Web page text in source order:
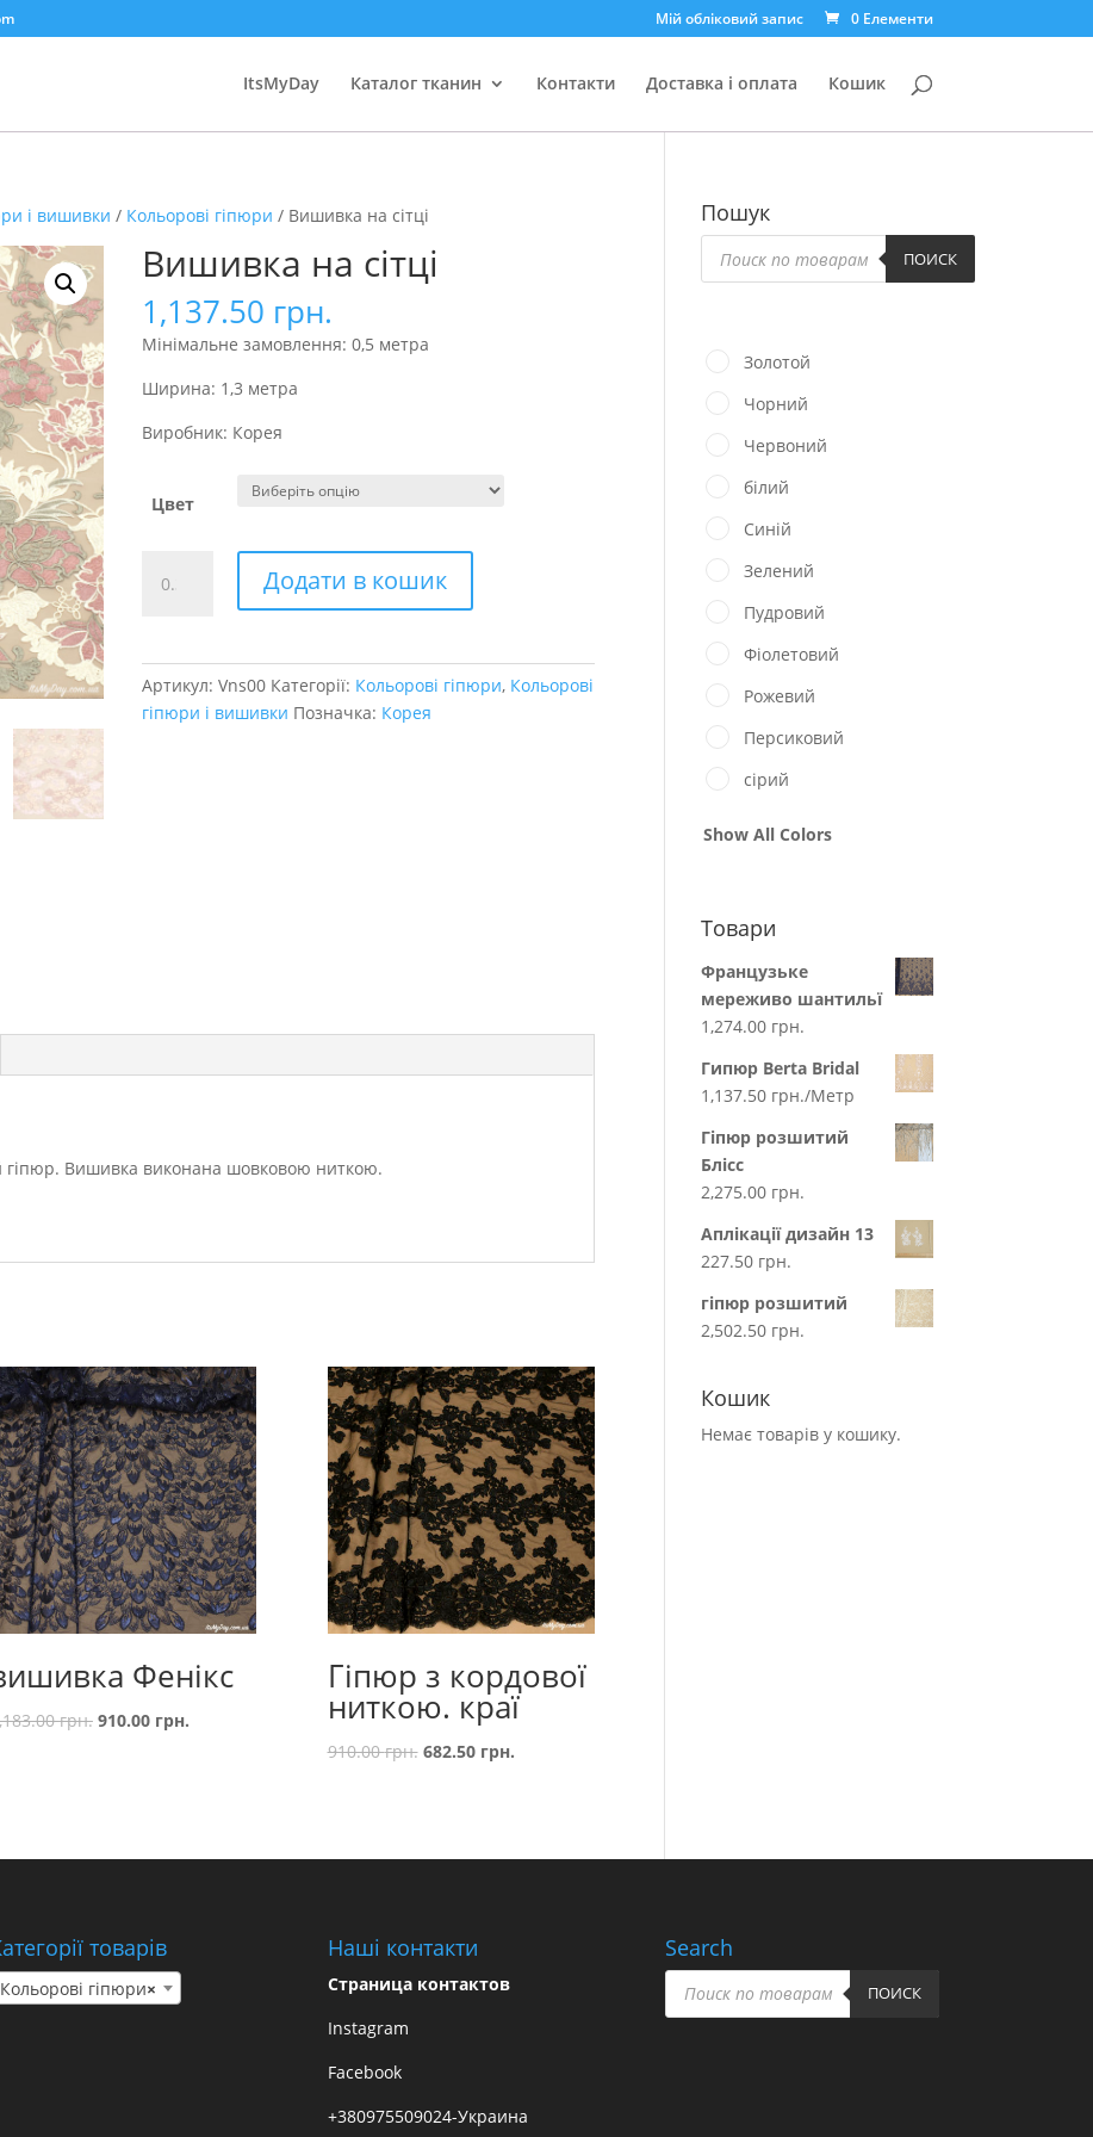
Мій обліковий запис 0 Елементи
ItsMyDay Каталог тканин Контакти Доставка і оплата Кошик
і вишивки / Кольорові гіпюри / Вишивка на сітці
Вишивка на сітці
1,137.50 грн.
Мінімальне замовлення: 0,5 метра
Ширина: 1,3 метра
Виробник: Корея
Цвет
на
Додати в кошик
Артикул:Vns00 Категорії: Кольорові гіпюри, Кольорові
гіпюри і вишивки Позначка: Корея
гіпюр. Вишивка виконана шовковою ниткою.
Фенікс
грн. 910.00 грн.
Гіпюр з кордової
ниткою. краї
910.00грн. 682.50 грн.
Пошук
Пошук
товарів ПОИСК
Золотой
Чорний
Червоний
білий
Синій
Зелений
Пудровий
Фіолетовий
Рожевий
Персиковий
сірий
Show All Colors
Товари
Французьке
мереживо шантильї
1,274.00 грн.
Гипюр Berta Bridal
1,137.50 грн./Метр
Гіпюр розшитий
Блісс
2,275.00 грн.
Аплікації дизайн 13
227.50 грн.
гіпюр розшитий
2,502.50 грн.
Кошик
Немає товарів у кошику.
товарів
×
Кольорові гіпюри
Наші контакти
Страница контактов
Instagram
Facebook
+380975509024-Украина
Search
Пошук
товарів ПОИСК